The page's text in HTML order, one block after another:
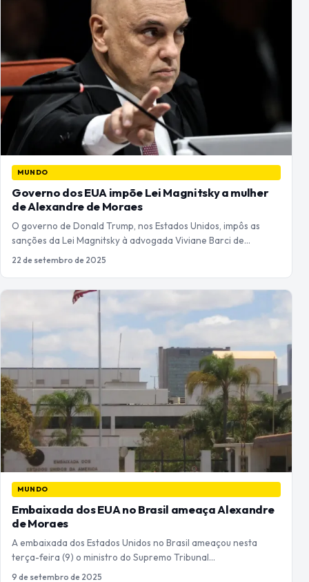
MUNDO
Governo dos EUA impõe Lei Magnitsky a mulher
de Alexandre de Moraes
O governo de Donald Trump, nos Estados Unidos, impôs as
sanções da Lei Magnitsky à advogada Viviane Barci de…
22 de setembro de 2025
MUNDO
Embaixada dos EUA no Brasil ameaça Alexandre
de Moraes
A embaixada dos Estados Unidos no Brasil ameaçou nesta
terça-feira (9) o ministro do Supremo Tribunal…
9 de setembro de 2025